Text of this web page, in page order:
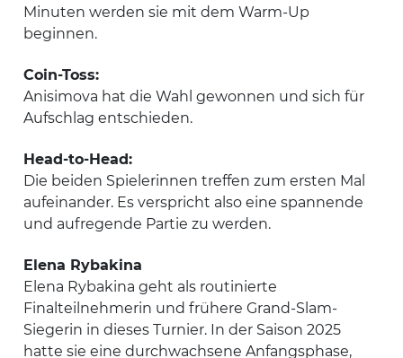
Minuten werden sie mit dem Warm-Up
beginnen.
Coin-Toss:
Anisimova hat die Wahl gewonnen und sich für
Aufschlag entschieden.
Head-to-Head:
Die beiden Spielerinnen treffen zum ersten Mal
aufeinander. Es verspricht also eine spannende
und aufregende Partie zu werden.
Elena Rybakina
Elena Rybakina geht als routinierte
Finalteilnehmerin und frühere Grand-Slam-
Siegerin in dieses Turnier. In der Saison 2025
hatte sie eine durchwachsene Anfangsphase,